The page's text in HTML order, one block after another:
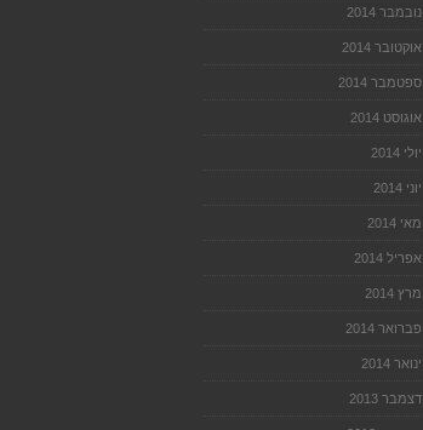
נובמבר 2014
אוקטובר 2014
ספטמבר 2014
אוגוסט 2014
יולי 2014
יוני 2014
מאי 2014
אפריל 2014
מרץ 2014
פברואר 2014
ינואר 2014
דצמבר 2013